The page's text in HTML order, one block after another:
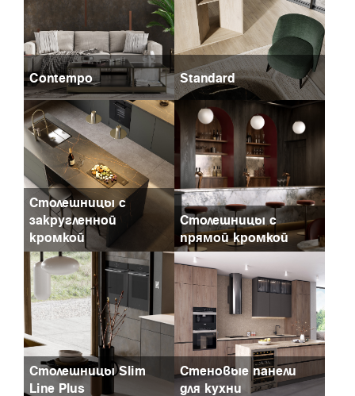
Contempo Standard
Столешницы с
закругленной
кромкой
Столешницы с
прямой кромкой
Столешницы Slim
Line Plus
Стеновые панели
для кухни